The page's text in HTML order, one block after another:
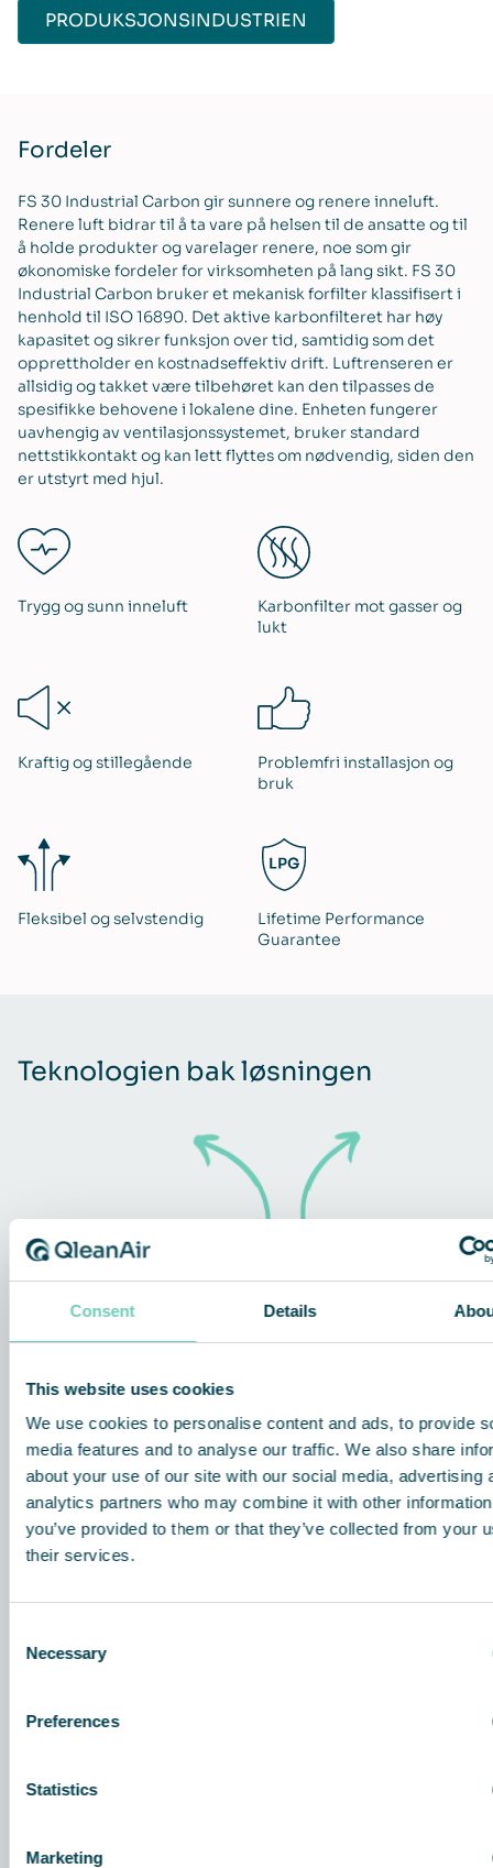
Consent Details
This website uses cookies
We use cookies to personalise content and ads, to provide
media features and to analyse our traffic. We also share
about your use of our site with our social media, advertising
analytics partners who may combine it with other
you’ve provided to them or that they’ve collected from your
their services.
Selection
Necessary
Preferences
Statistics
Marketing
PRODUKSJONSINDUSTRIEN
Fordeler
FS 30 Industrial Carbon gir sunnere og renere inneluft.
Renere luft bidrar til å ta vare på helsen til de ansatte og til
å holde produkter og varelager renere, noe som gir
økonomiske fordeler for virksomheten på lang sikt. FS 30
Industrial Carbon bruker et mekanisk forfilter klassifisert i
henhold til ISO 16890. Det aktive karbonfilteret har høy
kapasitet og sikrer funksjon over tid, samtidig som det
opprettholder en kostnadseffektiv drift. Luftrenseren er
allsidig og takket være tilbehøret kan den tilpasses de
spesifikke behovene i lokalene dine. Enheten fungerer
uavhengig av ventilasjonssystemet, bruker standard
nettstikkontakt og kan lett flyttes om nødvendig, siden den
er utstyrt med hjul.
Trygg og sunn inneluft
Karbonfilter mot gasser og
lukt
Kraftig og stillegående
Problemfri installasjon og
bruk
Fleksibel og selvstendig
Lifetime Performance
Guarantee
Teknologien bak løsningen